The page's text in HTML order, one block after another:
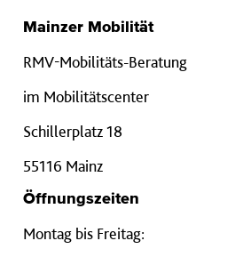
Mainzer Mobilität
RMV-Mobilitäts-Beratung
im Mobilitätscenter
Schillerplatz 18
55116 Mainz
Öffnungszeiten
Montag bis Freitag: